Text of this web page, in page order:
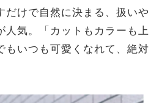
だけで自然に決まる、扱いや
人気。「カットもカラーも上
もいつも可愛くなれて、絶対